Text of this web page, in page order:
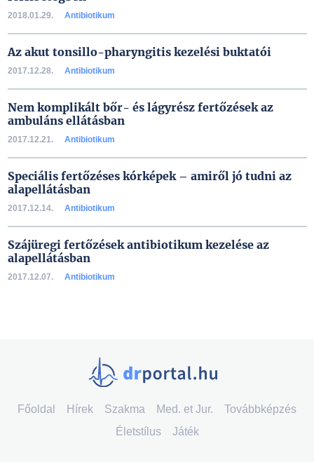
2018.01.29. Antibiotikum
Az akut tonsillo-pharyngitis kezelési buktatói
2017.12.28. Antibiotikum
Nem komplikált bőr- és lágyrész fertőzések az
ambuláns ellátásban
2017.12.21. Antibiotikum
Speciális fertőzéses kórképek – amiről jó tudni az
alapellátásban
2017.12.14. Antibiotikum
Szájüregi fertőzések antibiotikum kezelése az
alapellátásban
2017.12.07. Antibiotikum
Főoldal Hírek Szakma Med. et Jur.
Továbbképzés
Életstílus
Játék